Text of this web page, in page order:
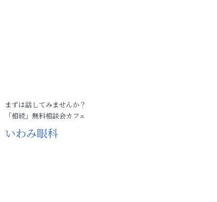
まずは話してみませんか？
「相続」無料相談会カフェ
いわみ眼科